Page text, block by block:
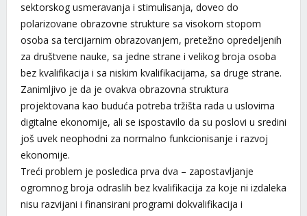
sektorskog usmeravanja i stimulisanja, doveo do
polarizovane obrazovne strukture sa visokom stopom
osoba sa tercijarnim obrazovanjem, pretežno opredeljenih
za društvene nauke, sa jedne strane i velikog broja osoba
bez kvalifikacija i sa niskim kvalifikacijama, sa druge strane.
Zanimljivo je da je ovakva obrazovna struktura
projektovana kao buduća potreba tržišta rada u uslovima
digitalne ekonomije, ali se ispostavilo da su poslovi u sredini
još uvek neophodni za normalno funkcionisanje i razvoj
ekonomije.
Treći problem je posledica prva dva – zapostavljanje
ogromnog broja odraslih bez kvalifikacija za koje ni izdaleka
nisu razvijani i finansirani programi dokvalifikacija i